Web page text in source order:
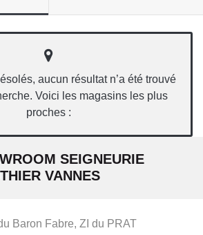
aucun résultat n’a été trouvé
Voici les magasins les plus
proches :
SEIGNEURIE
VANNES
Baron Fabre, ZI du PRAT